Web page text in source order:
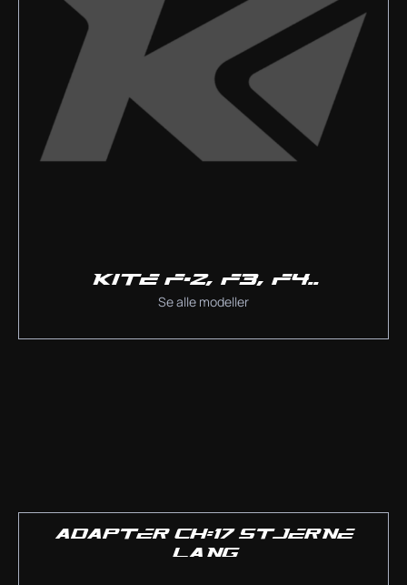
KITE F-2, F3, F4..
Se alle modeller
ADAPTER CH=17 STJERNE
LANG